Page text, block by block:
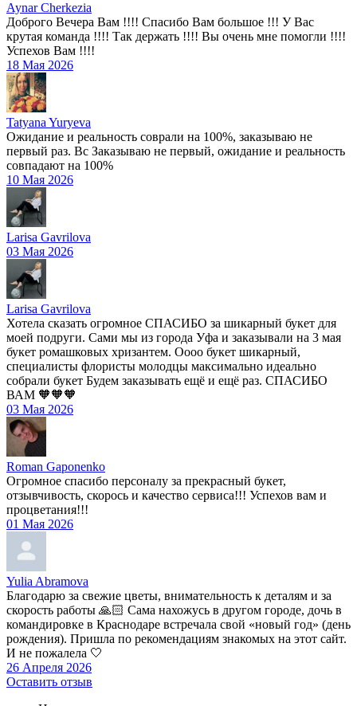
Aynar Cherkezia
Доброго Вечера Вам !!!! Спасибо Вам большое !!! У Вас
крутая команда !!!! Так держать !!!! Вы очень мне помогли !!!!
Успехов Вам !!!!
18 Мая 2026
Tatyana Yuryeva
Ожидание и реальность соврали на 100%, заказываю не
первый раз. Вс Заказываю не первый, ожидание и реальность
совпадают на 100%
10 Мая 2026
Larisa Gavrilova
03 Мая 2026
Larisa Gavrilova
Хотела сказать огромное СПАСИБО за шикарный букет для
моей подруги. Сами мы из города Уфа и заказывали на 3 мая
букет ромашковых хризантем. Оооо букет шикарный,
специалисты флористы молодцы максимально идеально
собрали букет Будем заказывать ещё и ещё раз. СПАСИБО
ВАМ 🧡🧡🧡
03 Мая 2026
Roman Gaponenko
Огромное спасибо персоналу за прекрасный букет,
отзывчивость, скорось и качество сервиса!!! Успехов вам и
процветания!!!
01 Мая 2026
Yulia Abramova
Благодарю за свежие цветы, внимательность к деталям и за
скорость работы 🙏🏻 Сама нахожусь в другом городе, дочь в
командировке в Краснодаре встречала свой «новый год» (день
рождения). Пришла по рекомендациям знакомых на этот сайт.
И не пожалела 🤍
26 Апреля 2026
Оставить отзыв